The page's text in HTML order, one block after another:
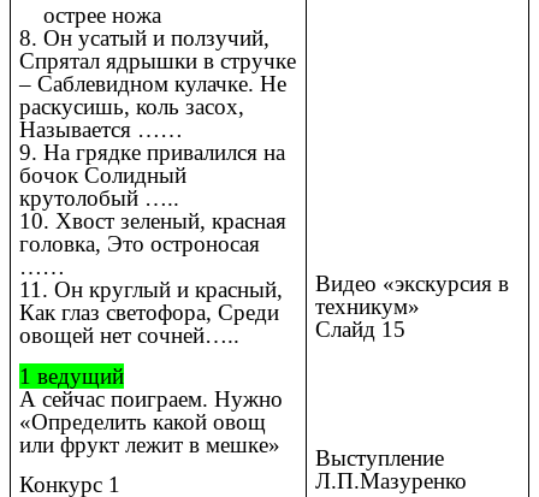
острее ножа
8. Он усатый и ползучий,
Спрятал ядрышки в стручке
– Саблевидном кулачке. Не
раскусишь, коль засох,
Называется ……
9. На грядке привалился на
бочок Солидный
крутолобый …..
10. Хвост зеленый, красная
головка, Это остроносая
……
11. Он круглый и красный,
Как глаз светофора, Среди
овощей нет сочней…..
1 ведущий
А сейчас поиграем. Нужно
«Определить какой овощ
или фрукт лежит в мешке»
Конкурс 1
Видео «экскурсия в
техникум»
Слайд 15
Выступление
Л.П.Мазуренко